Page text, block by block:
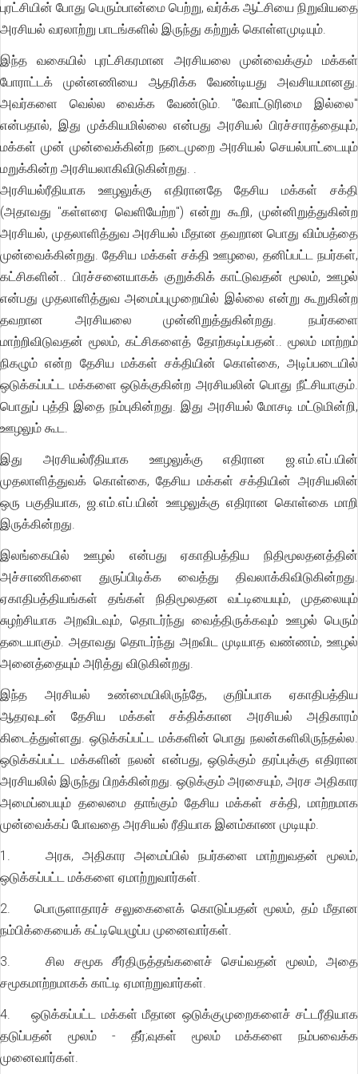
புரட்சியின் போது பெரும்பான்மை பெற்று, வர்க்க ஆட்சியை நிறுவியதை
அரசியல் வரலாற்று பாடங்களில் இருந்து கற்றுக் கொள்ளமுடியும்.
இந்த வகையில் புரட்சிகரமான அரசியலை முன்வைக்கும் மக்கள்
போராட்டக் முன்னணியை ஆதரிக்க வேண்டியது அவசியமானது.
அவர்களை வெல்ல வைக்க வேண்டும். "வோட்டுரிமை இல்லை"
என்பதால், இது முக்கியமில்லை என்பது அரசியல் பிரச்சாரத்தையும்,
மக்கள் முன் முன்வைக்கின்ற நடைமுறை அரசியல் செயல்பாட்டையும்
மறுக்கின்ற அரசியலாகிவிடுகின்றது. .
அரசியல்ரீதியாக ஊழலுக்கு எதிரானதே தேசிய மக்கள் சக்தி
(அதாவது "கள்ளரை வெளியேற்ற") என்று கூறி, முன்னிறுத்துகின்ற
அரசியல், முதலாளித்துவ அரசியல் மீதான தவறான பொது விம்பத்தை
முன்வைக்கின்றது. தேசிய மக்கள் சக்தி ஊழலை, தனிப்பட்ட நபர்கள்,
கட்சிகளின்.. பிரச்சனையாகக் குறுக்கிக் காட்டுவதன் மூலம், ஊழல்
என்பது முதலாளித்துவ அமைப்புமுறையில் இல்லை என்று கூறுகின்ற
தவறான அரசியலை முன்னிறுத்துகின்றது. நபர்களை
மாற்றிவிடுவதன் மூலம், கட்சிகளைத் தோற்கடிப்பதன்.. மூலம் மாற்றம்
நிகழும் என்ற தேசிய மக்கள் சக்தியின் கொள்கை, அடிப்படையில்
ஒடுக்கப்பட்ட மக்களை ஒடுக்குகின்ற அரசியலின் பொது நீட்சியாகும்.
பொதுப் புத்தி இதை நம்புகின்றது. இது அரசியல் மோசடி மட்டுமின்றி,
ஊழலும் கூட.
இது அரசியல்ரீதியாக ஊழலுக்கு எதிரான ஜ.எம்.எப்.யின்
முதலாளித்துவக் கொள்கை, தேசிய மக்கள் சக்தியின் அரசியலின்
ஒரு பகுதியாக, ஜ.எம்.எப்.யின் ஊழலுக்கு எதிரான கொள்கை மாறி
இருக்கின்றது.
இலங்கையில் ஊழல் என்பது ஏகாதிபத்திய நிதிமூலதனத்தின்
அச்சாணிகளை துருப்பிடிக்க வைத்து திவலாக்கிவிடுகின்றது.
ஏகாதிபத்தியங்கள் தங்கள் நிதிமூலதன வட்டியையும், முதலையும்
சுழற்சியாக அறவிடவும், தொடர்ந்து வைத்திருக்கவும் ஊழல் பெரும்
தடையாகும். அதாவது தொடர்ந்து அறவிட முடியாத வண்ணம், ஊழல்
அனைத்தையும் அரித்து விடுகின்றது.
இந்த அரசியல் உண்மையிலிருந்தே, குறிப்பாக ஏகாதிபத்திய
ஆதரவுடன் தேசிய மக்கள் சக்திக்கான அரசியல் அதிகாரம்
கிடைத்துள்ளது. ஒடுக்கப்பட்ட மக்களின் பொது நலன்களிலிருந்தல்ல.
ஒடுக்கப்பட்ட மக்களின் நலன் என்பது, ஒடுக்கும் தரப்புக்கு எதிரான
அரசியலில் இருந்து பிறக்கின்றது. ஒடுக்கும் அரசையும், அரச அதிகார
அமைப்பையும் தலைமை தாங்கும் தேசிய மக்கள் சக்தி, மாற்றமாக
முன்வைக்கப் போவதை அரசியல் ரீதியாக இனம்காண முடியும்.
1. அரசு, அதிகார அமைப்பில் நபர்களை மாற்றுவதன் மூலம்,
ஒடுக்கப்பட்ட மக்களை ஏமாற்றுவார்கள்.
2. பொருளாதாரச் சலுகைளைக் கொடுப்பதன் மூலம், தம் மீதான
நம்பிக்கையைக் கட்டியெழுப்ப முனைவார்கள்.
3. சில சமூக சீர்திருத்தங்களைச் செய்வதன் மூலம், அதை
சமூகமாற்றமாகக் காட்டி ஏமாற்றுவார்கள்.
4. ஒடுக்கப்பட்ட மக்கள் மீதான ஒடுக்குமுறைகளைச் சட்டரீதியாக
தடுப்பதன் மூலம் - தீர்;வுகள் மூலம் மக்களை நம்பவைக்க
முனைவார்கள்.